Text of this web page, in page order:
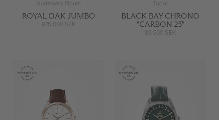
Audemars Piguet
ROYAL OAK JUMBO
975 000 SEK
Tudor
BLACK BAY CHRONO
"CARBON 25"
83 500 SEK